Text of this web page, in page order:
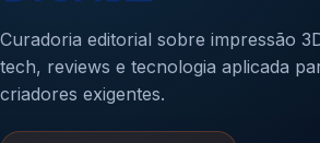
Curadoria editorial sobre impressão
tech, reviews e tecnologia aplicada
criadores exigentes.